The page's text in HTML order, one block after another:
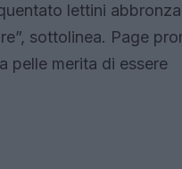
lettini
sottolinea. Page
pelle merita di essere